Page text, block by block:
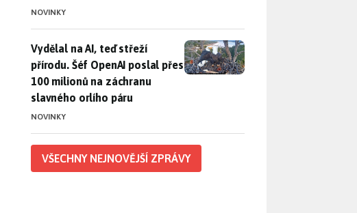
NOVINKY
Vydělal na AI, teď střeží přírodu. Šéf OpenAI poslal přes 100
Vydělal na AI, teď střeží
přírodu. Šéf OpenAI poslal přes
100 milionů na záchranu
slavného orlího páru
NOVINKY
VŠECHNY NEJNOVĚJŠÍ ZPRÁVY